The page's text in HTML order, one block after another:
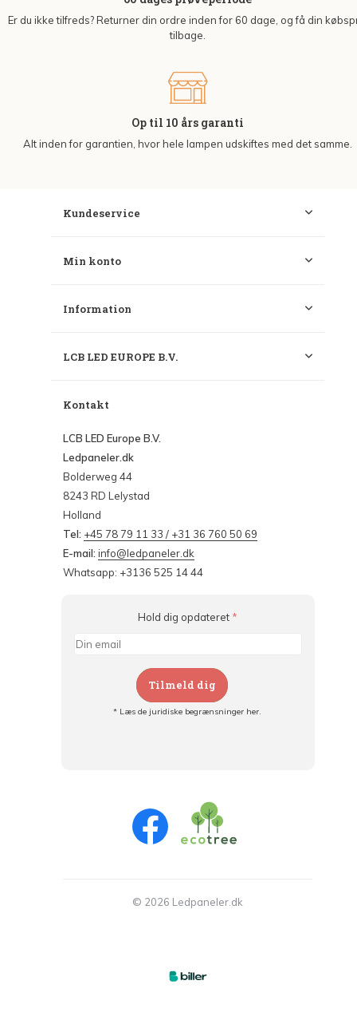
Er du ikke tilfreds? Returner din ordre inden for 60 dage, og få din
tilbage.
Op til 10 års garanti
Alt inden for garantien, hvor hele lampen udskiftes med det samme.
Kundeservice
Min konto
Information
LCB LED EUROPE B.V.
Kontakt
LCB LED Europe B.V.
Ledpaneler.dk
Bolderweg 44
8243 RD Lelystad
Holland
Tel: +45 78 79 11 33 / +31 36 760 50 69
E-mail: info@ledpaneler.dk
Whatsapp: +3136 525 14 44
Hold dig opdateret *
Tilmeld dig
* Læs de juridiske begrænsninger her.
© 2026 Ledpaneler.dk